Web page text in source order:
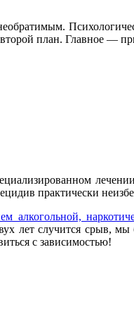
план. Главное —
практически
алкогольной,
лет случится срыв,
с зависимостью!